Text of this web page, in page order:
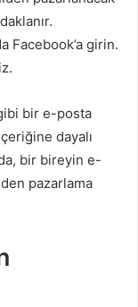
Facebook’a girin.
bir e-posta
dayalı
bir bireyin e-
pazarlama